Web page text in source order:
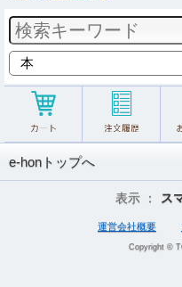
e-honトップへ
表示 ： ス
運営会社概要
Copyright ©